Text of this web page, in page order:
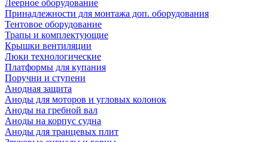
Леерное оборудование
Принадлежности для монтажа доп. оборудования
Тентовое оборудование
Трапы и комплектующие
Крышки вентиляции
Люки технологические
Платформы для купания
Поручни и ступени
Анодная защита
Аноды для моторов и угловых колонок
Аноды на гребной вал
Аноды на корпус судна
Аноды для транцевых плит